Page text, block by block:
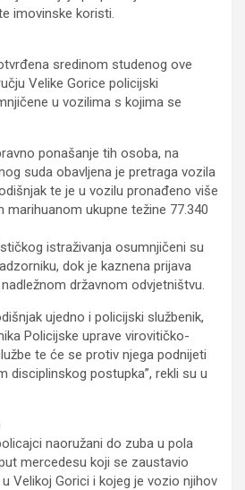
imovinske koristi.
sredinom studenog ove
Velike Gorice policijski
u vozilima s kojima se
ponašanje tih osoba, na
suda obavljena je pretraga vozila
te je u vozilu pronađeno više
marihuanom ukupne težine 77.340
istraživanja osumnjičeni su
dok je kaznena prijava
državnom odvjetništvu.
ujedno i policijski službenik,
Policijske uprave virovitičko-
te će se protiv njega podnijeti
disciplinskog postupka”, rekli su u
naoružani do zuba u pola
mercedesu koji se zaustavio
Velikoj Gorici i kojeg je vozio njihov